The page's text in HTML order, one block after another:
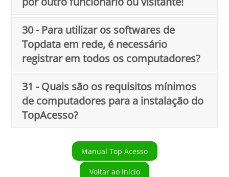
30 - Para utilizar os softwares de
Topdata em rede, é necessário
registrar em todos os computadores?
31 - Quais são os requisitos mínimos
de computadores para a instalação do
TopAcesso?
Manual Top Acesso
Voltar ao Início